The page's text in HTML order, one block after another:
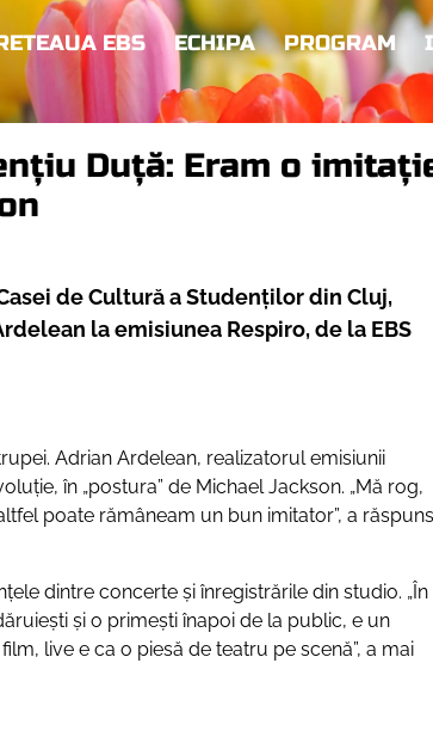
EBS ECHIPA PROGRAM
Duță: Eram o
de Cultură a Studenților din Cluj,
la emisiunea Respiro, de la EBS
Adrian Ardelean, realizatorul emisiunii
în „postura” de Michael Jackson. „Mă rog,
poate rămâneam un bun imitator”, a răspuns
dintre concerte și înregistrările din studio. „În
și o primești înapoi de la public, e un
live e ca o piesă de teatru pe scenă”, a mai